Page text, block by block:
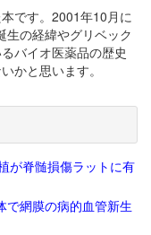
です。2001年10月に
生の経緯やグリベック
バイオ医薬品の歴史
かと思います。
が脊髄損傷ラットに有
で網膜の病的血管新生